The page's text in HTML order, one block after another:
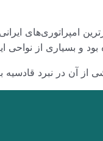
و بسیاری از
از آن در نبرد